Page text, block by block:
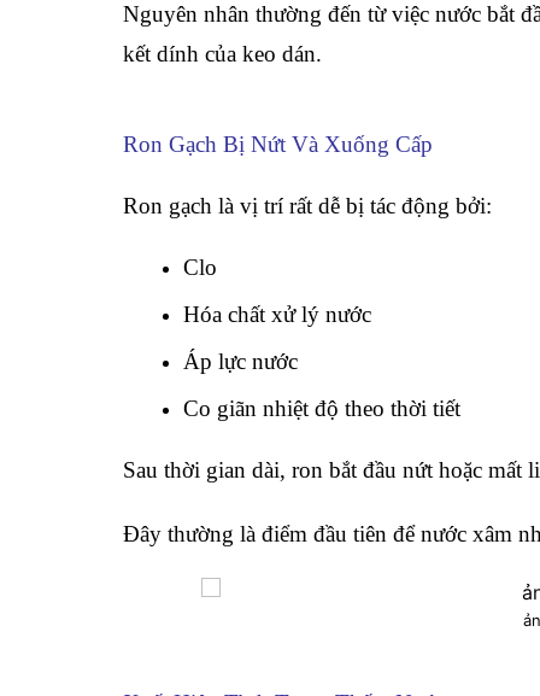
Nguyên nhân thường đến từ việc nước bắt
kết dính của keo dán.
Ron Gạch Bị Nứt Và Xuống Cấp
Ron gạch là vị trí rất dễ bị tác động bởi:
Clo
Hóa chất xử lý nước
Áp lực nước
Co giãn nhiệt độ theo thời tiết
Sau thời gian dài, ron bắt đầu nứt hoặc mất
Đây thường là điểm đầu tiên để nước xâm